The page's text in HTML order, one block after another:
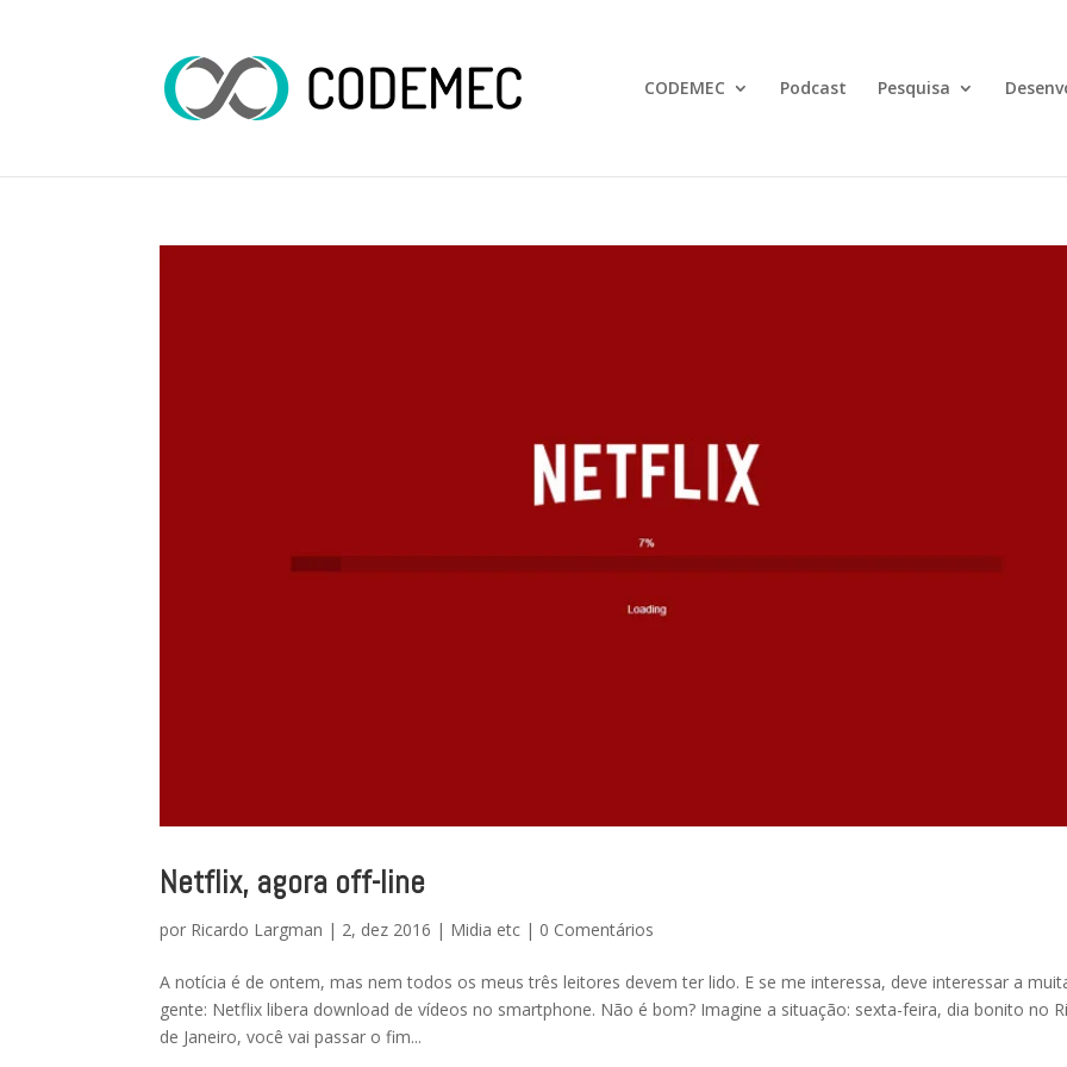
CODEMEC Podcast Pesquisa
Netflix, agora off-line
por Ricardo Largman | 2, dez 2016 | Midia etc | 0 Comentários
A notícia é de ontem, mas nem todos os meus três leitores devem ter lido. E se me interessa, deve interessar a
gente: Netflix libera download de vídeos no smartphone. Não é bom? Imagine a situação: sexta-feira, dia bonito no
de Janeiro, você vai passar o fim...